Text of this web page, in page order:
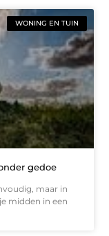
WONING EN TUIN
gedoe
maar in
midden in een